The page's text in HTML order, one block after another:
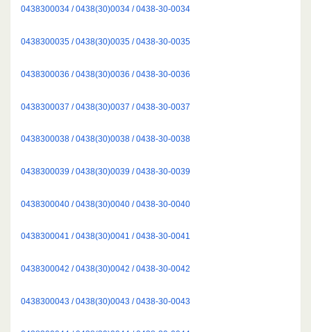
0438300034 / 0438(30)0034 / 0438-30-0034
0438300035 / 0438(30)0035 / 0438-30-0035
0438300036 / 0438(30)0036 / 0438-30-0036
0438300037 / 0438(30)0037 / 0438-30-0037
0438300038 / 0438(30)0038 / 0438-30-0038
0438300039 / 0438(30)0039 / 0438-30-0039
0438300040 / 0438(30)0040 / 0438-30-0040
0438300041 / 0438(30)0041 / 0438-30-0041
0438300042 / 0438(30)0042 / 0438-30-0042
0438300043 / 0438(30)0043 / 0438-30-0043